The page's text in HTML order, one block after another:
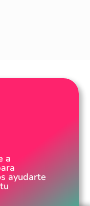
a
ayudarte